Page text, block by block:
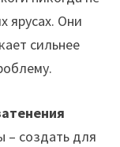
ярусах. Они
сильнее
создать для